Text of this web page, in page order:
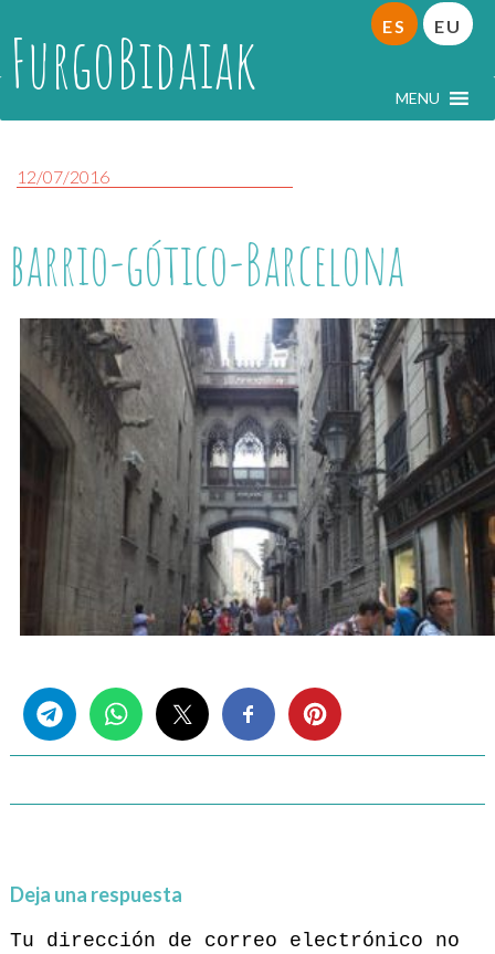
FurgoBidaiak MENU
ES EU
12/07/2016
barrio-gótico-Barcelona
Deja una respuesta
Tu dirección de correo electrónico no